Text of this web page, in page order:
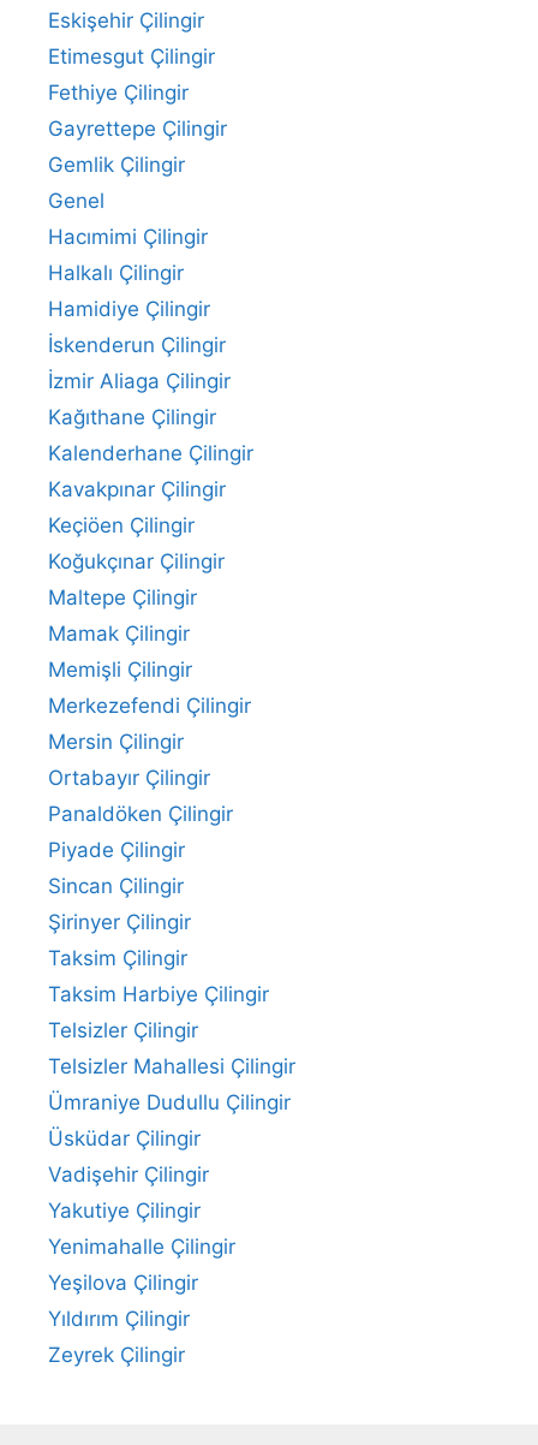
Eskişehir Çilingir
Etimesgut Çilingir
Fethiye Çilingir
Gayrettepe Çilingir
Gemlik Çilingir
Genel
Hacımimi Çilingir
Halkalı Çilingir
Hamidiye Çilingir
İskenderun Çilingir
İzmir Aliaga Çilingir
Kağıthane Çilingir
Kalenderhane Çilingir
Kavakpınar Çilingir
Keçiöen Çilingir
Koğukçınar Çilingir
Maltepe Çilingir
Mamak Çilingir
Memişli Çilingir
Merkezefendi Çilingir
Mersin Çilingir
Ortabayır Çilingir
Panaldöken Çilingir
Piyade Çilingir
Sincan Çilingir
Şirinyer Çilingir
Taksim Çilingir
Taksim Harbiye Çilingir
Telsizler Çilingir
Telsizler Mahallesi Çilingir
Ümraniye Dudullu Çilingir
Üsküdar Çilingir
Vadişehir Çilingir
Yakutiye Çilingir
Yenimahalle Çilingir
Yeşilova Çilingir
Yıldırım Çilingir
Zeyrek Çilingir